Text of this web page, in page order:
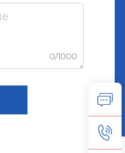
0/1000